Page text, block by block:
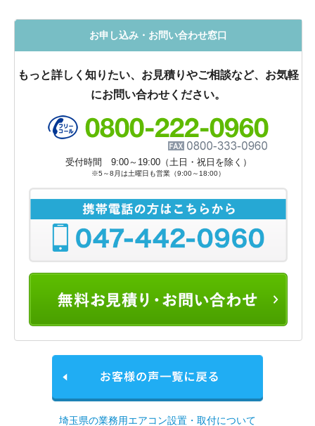
お申し込み・お問い合わせ窓口
もっと詳しく知りたい、お見積りやご相談など、お気軽
にお問い合わせください。
受付時間 9:00～19:00（土日・祝日を除く）
※5～8月は土曜日も営業（9:00～18:00）
埼玉県の業務用エアコン設置・取付について